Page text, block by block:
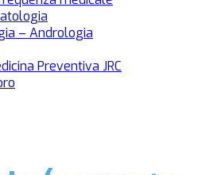
– Andrologia
Preventiva JRC